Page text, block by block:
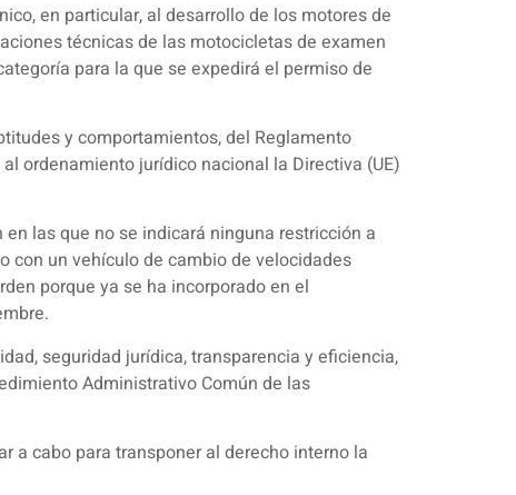
en particular, al desarrollo de los motores de
técnicas de las motocicletas de examen
para la que se expedirá el permiso de
y comportamientos, del Reglamento
ordenamiento jurídico nacional la Directiva (UE)
las que no se indicará ninguna restricción a
con un vehículo de cambio de velocidades
porque ya se ha incorporado en el
seguridad jurídica, transparencia y eficiencia,
Administrativo Común de las
a cabo para transponer al derecho interno la